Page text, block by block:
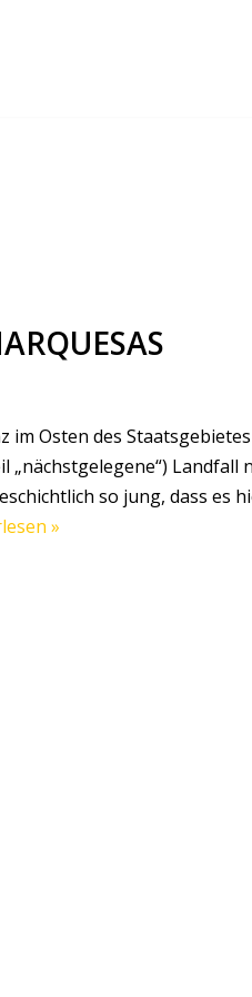
Osten des
„nächstgelegene“) Landfall
so jung, dass es
»